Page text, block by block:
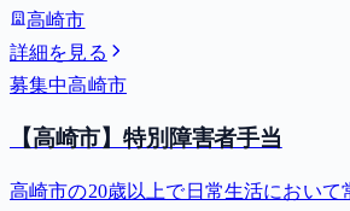
高崎市
詳細を見る
募集中高崎市
【高崎市】特別障害者手当
高崎市の20歳以上で日常生活において